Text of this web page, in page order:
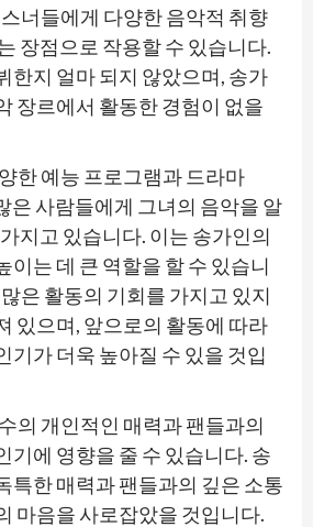
너들에게 다양한 음악적 취향
장점으로 작용할 수 있습니다.
한지 얼마 되지 않았으며, 송가
장르에서 활동한 경험이 없을
한 예능 프로그램과 드라마
은 사람들에게 그녀의 음악을 알
지고 있습니다. 이는 송가인의
이는 데 큰 역할을 할 수 있습니
은 활동의 기회를 가지고 있지
있으며, 앞으로의 활동에 따라
기가 더욱 높아질 수 있을 것입
의 개인적인 매력과 팬들과의
기에 영향을 줄 수 있습니다. 송
특한 매력과 팬들과의 깊은 소통
마음을 사로잡았을 것입니다.